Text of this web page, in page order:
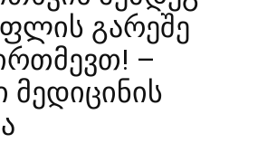
გარეშე
–